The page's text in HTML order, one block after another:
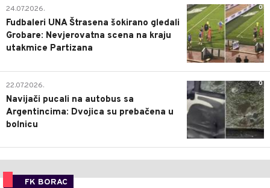
0
24.07.2026.
Fudbaleri UNA Štrasena šokirano gledali
Grobare: Nevjerovatna scena na kraju
utakmice Partizana
0
22.07.2026.
Navijači pucali na autobus sa
Argentincima: Dvojica su prebačena u
bolnicu
FK BORAC